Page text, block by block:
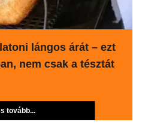
lángos árát – ezt
nem csak a tésztát
tovább...